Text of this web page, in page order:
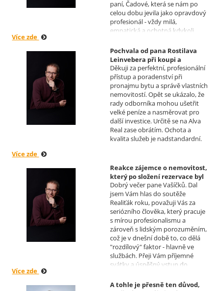
paní, Čadové, která se nám po
celou dobu jevila jako opravdový
profesionál - vždy milá,
empatická a ochotná kdykoli
problému. Vaše společnost i Vy v
nás získáváte opravdu spokojené
klienty, kteří budou vaše služby
vždy doporučovat každému, kdo
je potřebuje. Věřím, že se na Vás
budeme moci obrátit i v případě
prodeje, který plánujeme v
budoucnu uskutečnit. Se
srdečným pozdravem a přáním
mnoho zdraví i úspěchů Vám
přejí manželé Kovandovi
Více zde
Pochvala od pana Rostilava
Leinvebera při koupi a
následném pronájmu
investiční nemovitosti
Realizoval makléř: David
Vašíček
Děkuji za perfektní, profesionální
přístup a poradenství při
pronajmu bytu a správě vlastních
nemovitostí. Opět se ukázalo, že
rady odborníka mohou ušetřit
velké peníze a nasměrovat pro
další investice. Určitě se na Alva
Real zase obrátím. Ochota a
kvalita služeb je nadstandardní.
Více zde
Reakce zájemce o nemovitost,
který po složení rezervace byl
nucen od koupi odstoupit.
Realizoval makléř: David
Vašíček
Dobrý večer pane Vašíčků. Dal
jsem Vám hlas do soutěže
Realiťák roku, považuji Vás za
seriózního člověka, který pracuje
s mírou profesionalismu a
zároveň s lidským porozuměním,
což je v dnešní době to, co dělá
"rozdílový" faktor - hlavně ve
službách. Přeji Vám příjemné
svátky a úspěšný vstup do
Více zde
A tohle je přesně ten důvod,